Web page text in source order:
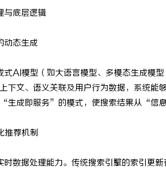
与底层逻辑
动态生成
式AI模型（如大语言模型、多模态生成
下文、语义关联及用户行为数据，系统
“生成即服务”的模式，使搜索结果从“
推荐机制
数据处理能力。传统搜索引擎的索引更